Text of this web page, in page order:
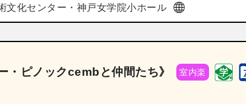
文化センター・神戸女学院小ホール
・ピノックcembと仲間たち》 室内楽